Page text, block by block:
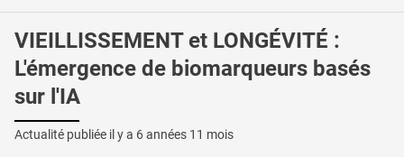
VIEILLISSEMENT et LONGÉVITÉ :
L'émergence de biomarqueurs basés
sur l'IA
Actualité publiée il y a 6 années 11 mois